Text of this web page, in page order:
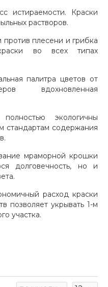
истираемости. Краски
растворов.
против плесени и грибка
во всех типах
палитра цветов от
вдохновленная
экологичны
стандартам содержания
мраморной крошки
долговечность, но и
расход краски
позволяет укрывать 1-м
участка.